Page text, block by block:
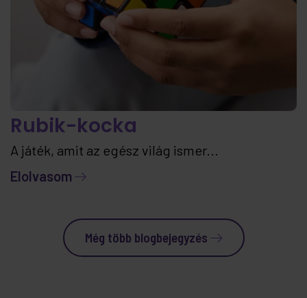
Rubik-kocka
A játék, amit az egész világ ismer...
Elolvasom
Még több blogbejegyzés